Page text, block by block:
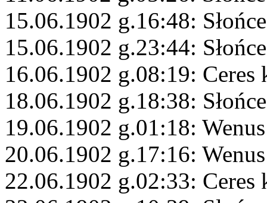
15.06.1902 g.16:48:
15.06.1902 g.23:44:
16.06.1902 g.08:19: Ceres
18.06.1902 g.18:38:
19.06.1902 g.01:18:
20.06.1902 g.17:16:
22.06.1902 g.02:33: